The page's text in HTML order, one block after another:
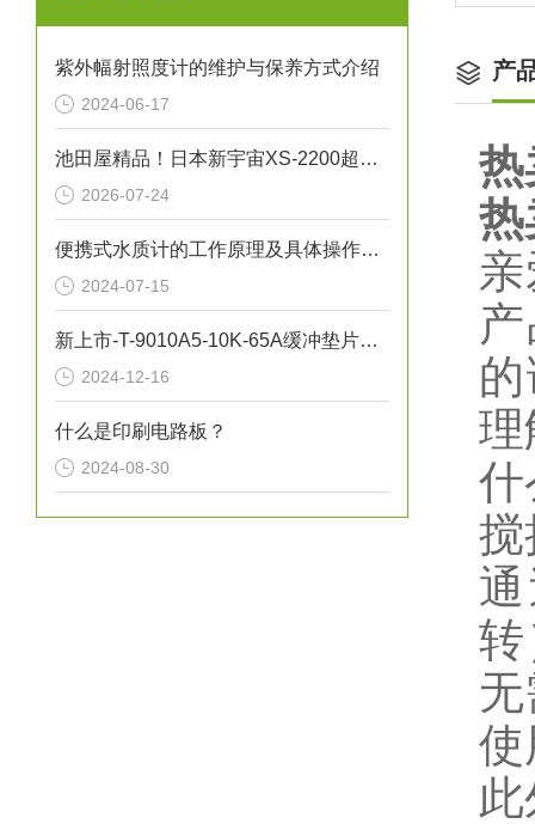
紫外幅射照度计的维护与保养方式介绍
2024-06-17
池田屋精品！日本新宇宙XS-2200超薄便携式硫化氢检测仪
2026-07-24
便携式水质计的工作原理及具体操作步骤
2024-07-15
新上市-T-9010A5-10K-65A缓冲垫片NICHIAS
2024-12-16
什么是印刷电路板？
2024-08-30
产
热
热
理
什
搅
使